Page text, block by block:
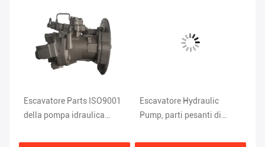
Escavatore Parts ISO9001
della pompa idraulica
Hitachi
Escavatore Hydraulic
Pump, parti pesanti di
dell'attrezzatura di